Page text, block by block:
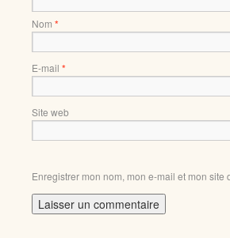
Nom *
E-mail *
Site web
Enregistrer mon nom, mon e-mail et mon